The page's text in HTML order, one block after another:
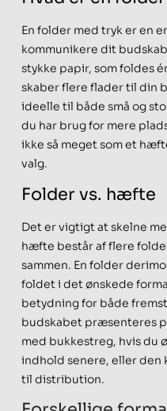
En folder med tryk er en
kommunikere dit
stykke papir, som foldes
skaber flere flader til din
ideelle til både små og
du har brug for mere
ikke så meget som et
valg.
Folder vs. hæfte
Det er vigtigt at skelne
hæfte består af flere
sammen. En folder
foldet i det ønskede
betydning for både
budskabet præsenteres
med bukkestreg, hvis du
indhold senere, eller
til distribution.